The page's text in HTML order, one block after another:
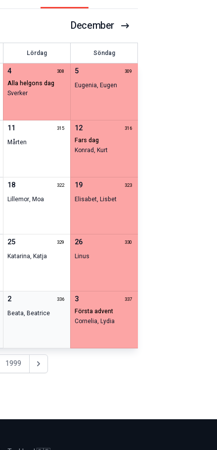
December
Lördag Söndag
4 308
alla helgons dag
Sverker
5 309
Eugenia,Eugen
11 315
Mårten
12 316
fars dag
Konrad,Kurt
18 322
Lillemor, Moa
19 323
Elisabet,Lisbet
25 329
Katarina, Katja
26 330
Linus
2 336
Beata, Beatrice
3 337
första advent
Cornelia,Lydia
1999 Nästa år